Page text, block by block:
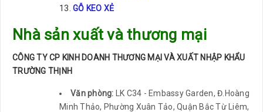
GỖ KEO XẺ
Nhà sản xuất và thương mại
CÔNG TY CP KINH DOANH THƯƠNG MẠI VÀ XUẤT NHẬP KHẨU
TRƯỜNG THỊNH
Văn phòng:
LK C34 - Embassy Garden, Đ.Hoàng
Minh Thảo, Phường Xuân Tảo, Quận Bắc Từ Liêm,